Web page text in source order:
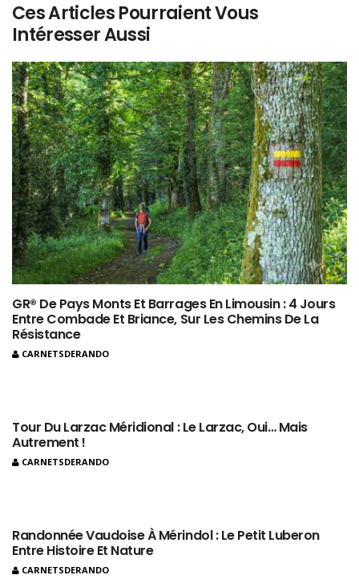
Ces Articles Pourraient Vous
Intéresser Aussi
GR® De Pays Monts Et Barrages En Limousin : 4 Jours
Entre Combade Et Briance, Sur Les Chemins De La
Résistance
CARNETSDERANDO
Tour Du Larzac Méridional : Le Larzac, Oui… Mais
Autrement !
CARNETSDERANDO
Randonnée Vaudoise À Mérindol : Le Petit Luberon
Entre Histoire Et Nature
CARNETSDERANDO